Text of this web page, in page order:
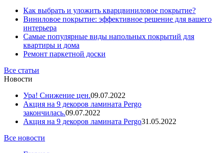
Как выбрать и уложить кварцвиниловое покрытие?
Виниловое покрытие: эффективное решение для вашего
интерьера
Самые популярные виды напольных покрытий для
квартиры и дома
Ремонт паркетной доски
Все статьи
Новости
Ура! Снижение цен.09.07.2022
Акция на 9 декоров ламината Pergo
закончилась.09.07.2022
Акция на 9 декоров ламината Pergo31.05.2022
Все новости